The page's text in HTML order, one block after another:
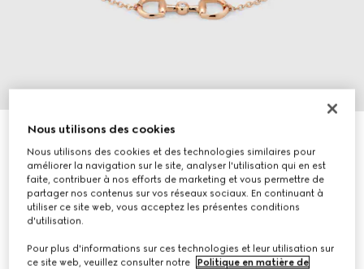
Bracelet Gucci Horsebit diamant or 18k
€ 2.500
Nous utilisons des cookies
Nous utilisons des cookies et des technologies similaires pour
améliorer la navigation sur le site, analyser l'utilisation qui en est
faite, contribuer à nos efforts de marketing et vous permettre de
partager nos contenus sur vos réseaux sociaux. En continuant à
utiliser ce site web, vous acceptez les présentes conditions
d'utilisation.
Pour plus d'informations sur ces technologies et leur utilisation sur
ce site web, veuillez consulter notre
Politique en matière de